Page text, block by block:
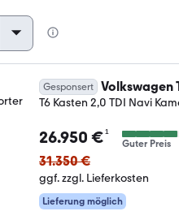
Gesponsert Volkswagen
T6 Kasten 2,0 TDI Navi
26.950 €¹
Guter Preis
31.350 €
ggf. zzgl. Lieferkosten
Lieferung möglich